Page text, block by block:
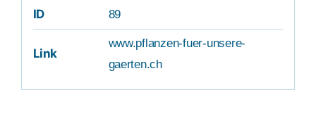
ID 89
Link
www.pflanzen-fuer-unsere-
gaerten.ch